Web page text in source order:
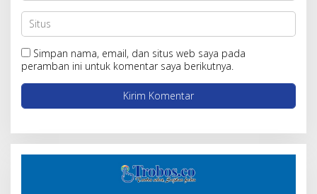
Simpan nama, email, dan situs web saya pada
peramban ini untuk komentar saya berikutnya.